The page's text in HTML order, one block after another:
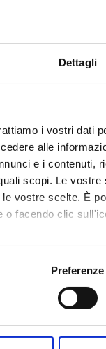
Dettagli
i vostri dati
alle
e i contenuti,
scopi. Le
vostre scelte. È
o facendo clic
anche:
sulla tua
in qualsiasi
Preferenze
di riferimento